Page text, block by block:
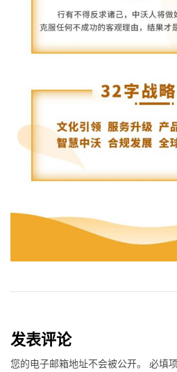
发表评论
您的电子邮箱地址不会被公开。 必填